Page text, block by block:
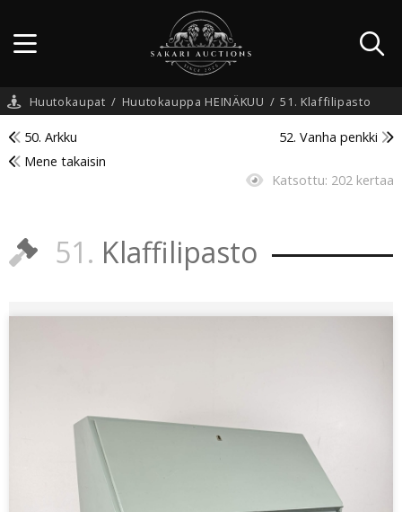
Huutokaupat / Huutokauppa HEINÄKUU / 51. Klaffilipasto
50. Arkku
52. Vanha penkki
Mene takaisin
Katsottu: 202 kertaa
51. Klaffilipasto